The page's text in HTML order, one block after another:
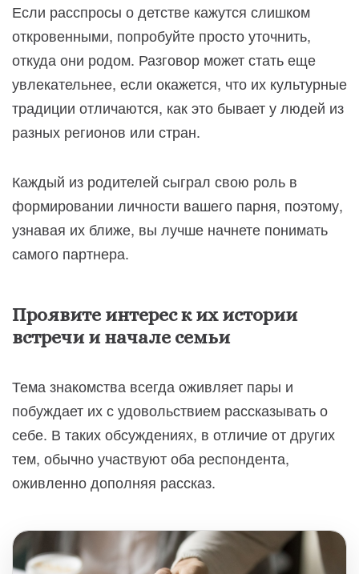
Если расспросы о детстве кажутся слишком
откровенными, попробуйте просто уточнить,
откуда они родом. Разговор может стать еще
увлекательнее, если окажется, что их культурные
традиции отличаются, как это бывает у людей из
разных регионов или стран.
Каждый из родителей сыграл свою роль в
формировании личности вашего парня, поэтому,
узнавая их ближе, вы лучше начнете понимать
самого партнера.
Проявите интерес к их истории
встречи и начале семьи
Тема знакомства всегда оживляет пары и
побуждает их с удовольствием рассказывать о
себе. В таких обсуждениях, в отличие от других
тем, обычно участвуют оба респондента,
оживленно дополняя рассказ.